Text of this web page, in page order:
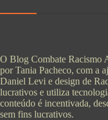
O Blog Combate Racismo
por Tania Pacheco, com a
Daniel Levi e design de
lucrativos e utiliza
conteúdo é incentivada,
sem fins lucrativos.